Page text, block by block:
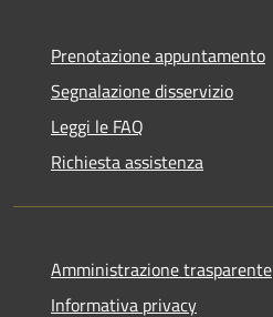
Prenotazione appuntamento
Segnalazione disservizio
Leggi le FAQ
Richiesta assistenza
Amministrazione trasparente
Informativa privacy